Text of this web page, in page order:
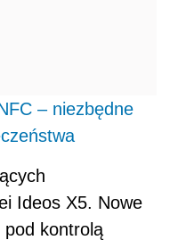
– niezbędne
Ideos X5. Nowe
pod kontrolą